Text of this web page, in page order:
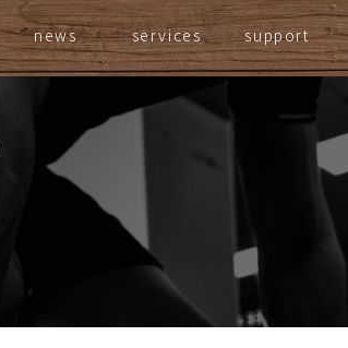
news services support